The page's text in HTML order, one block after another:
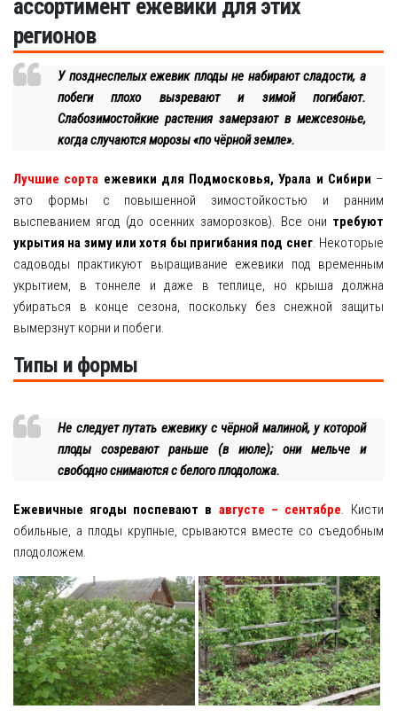
ассортимент ежевики для этих
регионов
У позднеспелых ежевик плоды не набирают сладости, а
побеги плохо вызревают и зимой погибают.
Слабозимостойкие растения замерзают в межсезонье,
когда случаются морозы «по чёрной земле».
Лучшие сорта ежевики для Подмосковья, Урала и Сибири –
это формы с повышенной зимостойкостью и ранним
выспеванием ягод (до осенних заморозков). Все они требуют
укрытия на зиму или хотя бы пригибания под снег. Некоторые
садоводы практикуют выращивание ежевики под временным
укрытием, в тоннеле и даже в теплице, но крыша должна
убираться в конце сезона, поскольку без снежной защиты
вымерзнут корни и побеги.
Типы и формы
Не следует путать ежевику с чёрной малиной, у которой
плоды созревают раньше (в июле); они мельче и
свободно снимаются с белого плодоложа.
Ежевичные ягоды поспевают в августе – сентябре. Кисти
обильные, а плоды крупные, срываются вместе со съедобным
плодоложем.